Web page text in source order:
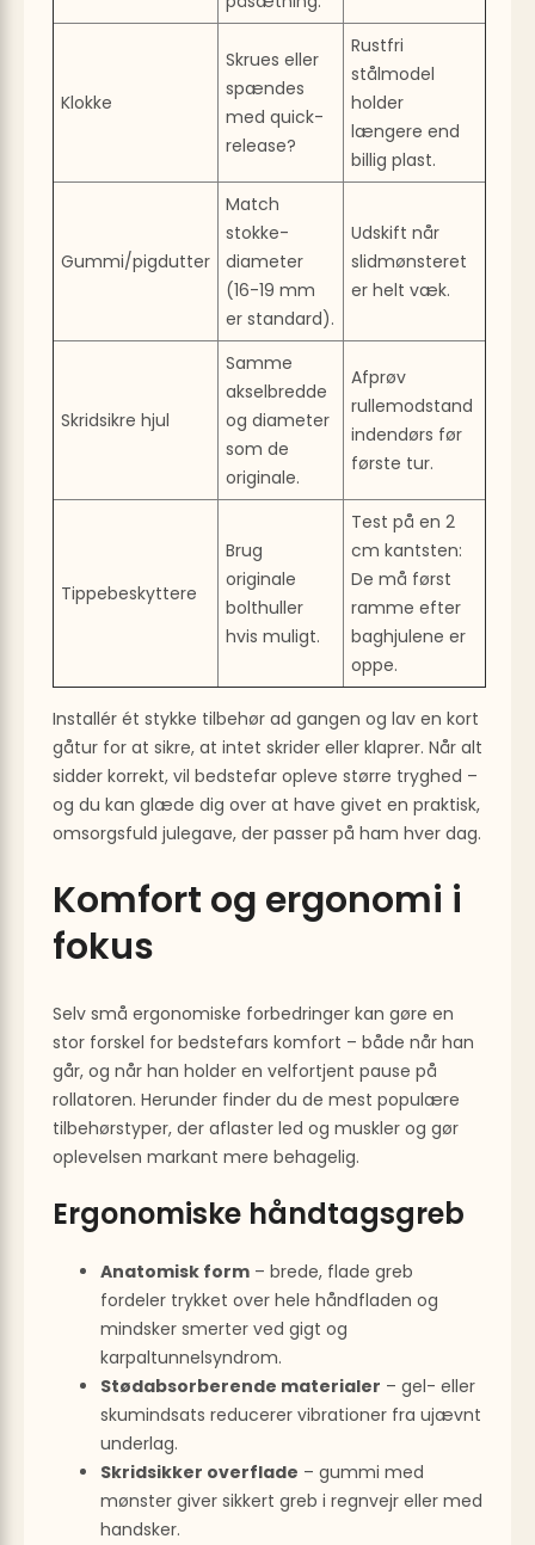
Klokke
Skrues eller
spændes
med quick-
release?
Rustfri
stålmodel
holder
længere end
billig plast.
Gummi/pigdutter
Match
stokke-
diameter
(16-19 mm
er standard).
Udskift når
slidmønsteret
er helt væk.
Skridsikre hjul
Samme
akselbredde
og diameter
som de
originale.
Afprøv
rullemodstand
indendørs før
første tur.
Tippebeskyttere
Brug
originale
bolthuller
hvis muligt.
Test på en 2
cm kantsten:
De må først
ramme efter
baghjulene er
oppe.
Installér ét stykke tilbehør ad gangen og lav en kort
gåtur for at sikre, at intet skrider eller klaprer. Når alt
sidder korrekt, vil bedstefar opleve større tryghed –
og du kan glæde dig over at have givet en praktisk,
omsorgsfuld julegave, der passer på ham hver dag.
Komfort og ergonomi i
fokus
Selv små ergonomiske forbedringer kan gøre en
stor forskel for bedstefars komfort – både når han
går, og når han holder en velfortjent pause på
rollatoren. Herunder finder du de mest populære
tilbehørs­typer, der aflaster led og muskler og gør
oplevelsen markant mere behagelig.
Ergonomiske håndtagsgreb
Anatomisk form – brede, flade greb
fordeler trykket over hele håndfladen og
mindsker smerter ved gigt og
karpaltunnelsyndrom.
Stødabsorberende materialer – gel- eller
skumindsats reducerer vibrationer fra ujævnt
underlag.
Skridsikker overflade – gummi med
mønster giver sikkert greb i regnvejr eller med
handsker.